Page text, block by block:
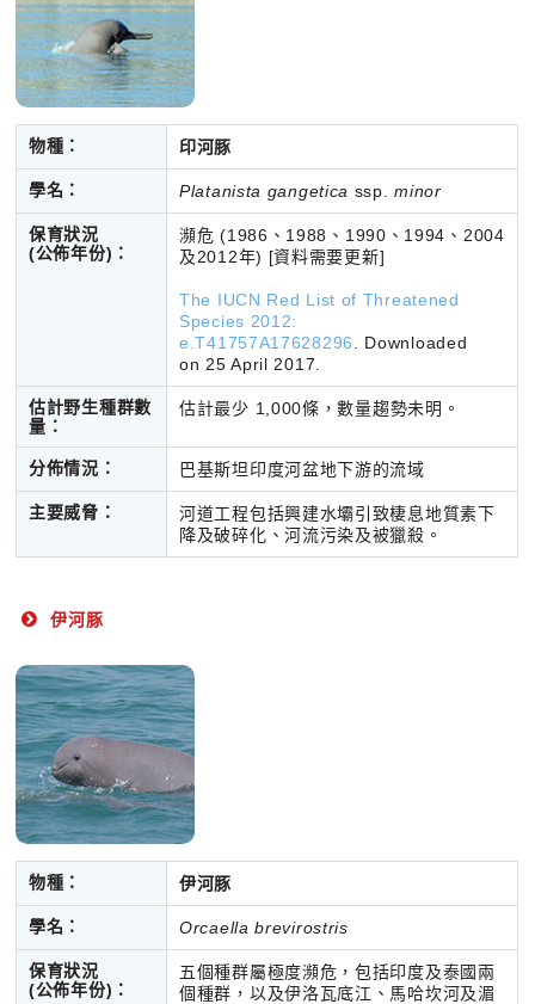
物種： 印河豚
學名： Platanista gangetica ssp.minor
保育狀況
(公佈年份) ：
瀕危 (1986、1988、1990、1994、2004
及2012年) [資料需要更新]
The IUCN Red List of Threatened
Species 2012:
e.T41757A17628296
Downloaded
on 25 April 2017.
估計野生種群數
量：
估計最少 1,000條，數量趨勢未明。
分佈情況： 巴基斯坦印度河盆地下游的流域
主要威脅：
河道工程包括興建水壩引致棲息地質素下
降及破碎化、河流污染及被獵殺。
伊河豚
物種： 伊河豚
學名： Orcaella brevirostris
保育狀況
(公佈年份)：
五個種群屬極度瀕危，包括印度及泰國兩
個種群，以及伊洛瓦底江、馬哈坎河及湄